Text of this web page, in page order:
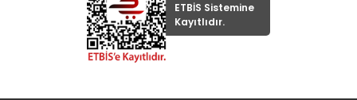
ETBİS Sistemine
Kayıtlıdır.